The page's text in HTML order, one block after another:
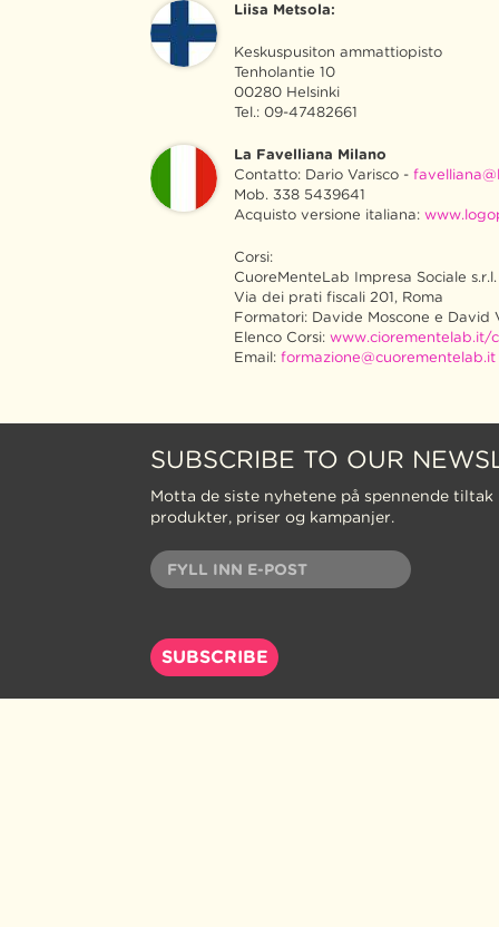
Liisa Metsola:
Keskuspusiton ammattiopisto
Tenholantie 10
00280 Helsinki
Tel.: 09-47482661
La Favelliana Milano
Contatto: Dario Varisco -
Mob. 338 5439641
Acquisto versione italiana:
Corsi:
CuoreMenteLab Impresa Sociale s.r.l.
Via dei prati fiscali 201, Roma
Formatori: Davide Moscone e David
Elenco Corsi: www.ciorementelab.it/
Email: formazione@cuorementelab.it
SUBSCRIBE TO OUR
Motta de siste nyhetene på spennende tiltak
produkter, priser og kampanjer.